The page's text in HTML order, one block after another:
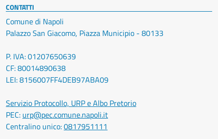
CONTATTI
Comune di Napoli
Palazzo San Giacomo, Piazza Municipio - 80133
P. IVA: 01207650639
CF: 80014890638
LEI: 8156007FF4DEB97ABA09
Servizio Protocollo, URP e Albo Pretorio
PEC: urp@pec.comune.napoli.it
Centralino unico:0817951111